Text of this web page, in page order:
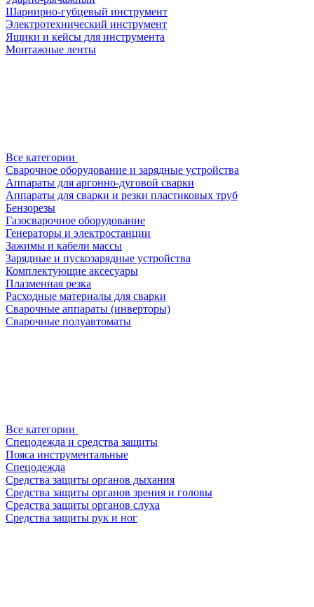
Шарнирно-губцевый инструмент
Электротехнический инструмент
Ящики и кейсы для инструмента
Монтажные ленты
Все категории
Сварочное оборудование и зарядные устройства
Аппараты для аргонно-дуговой сварки
Аппараты для сварки и резки пластиковых труб
Бензорезы
Газосварочное оборудование
Генераторы и электростанции
Зажимы и кабели массы
Зарядные и пускозарядные устройства
Комплектующие аксесуары
Плазменная резка
Расходные материалы для сварки
Сварочные аппараты (инверторы)
Сварочные полуавтоматы
Все категории
Спецодежда и средства защиты
Пояса инструментальные
Спецодежда
Средства защиты органов дыхания
Средства защиты органов зрения и головы
Средства защиты органов слуха
Средства защиты рук и ног